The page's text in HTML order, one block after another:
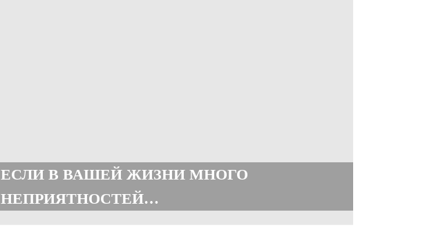
ЕСЛИ В ВАШЕЙ ЖИЗНИ МНОГО
НЕПРИЯТНОСТЕЙ…